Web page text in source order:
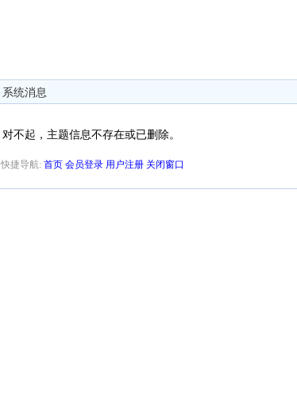
系统消息
对不起，主题信息不存在或已删除。
快捷导航: 首页 会员登录 用户注册 关闭窗口